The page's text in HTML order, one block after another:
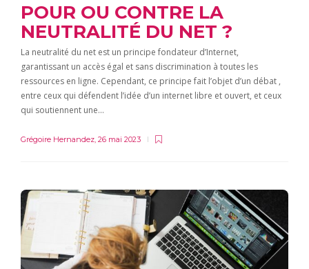
POUR OU CONTRE LA
NEUTRALITÉ DU NET ?
La neutralité du net est un principe fondateur d’Internet,
garantissant un accès égal et sans discrimination à toutes les
ressources en ligne. Cependant, ce principe fait l’objet d’un débat ,
entre ceux qui défendent l’idée d’un internet libre et ouvert, et ceux
qui soutiennent une…
Grégoire Hernandez 26 mai 2023